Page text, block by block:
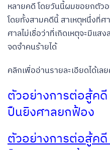
หลายคดี โดยวันนี้ผมขอยกตัว
โดยทั้งสามคดีนี้ สาเหตุหนึ่งที่ศ
ศาลไม่เชื่อว่าที่เกิดเหตุจะมีแส
จดจำคนร้ายได้
คลิกเพื่ออ่านรายละเอียดได้เล
ตัวอย่างการต่อสู้คดี
ปืนยิงศาลยกฟ้อง
ตัวอย่างการต่อสู้คดี